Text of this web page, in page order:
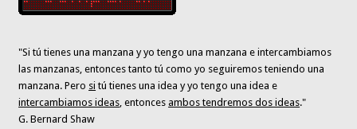
"Si tú tienes una manzana y yo tengo una manzana e intercambiamos
las manzanas, entonces tanto tú como yo seguiremos teniendo una
manzana. Pero si tú tienes una idea y yo tengo una idea e
intercambiamos ideas, entoncesambos tendremos dos ideas."
G. Bernard Shaw